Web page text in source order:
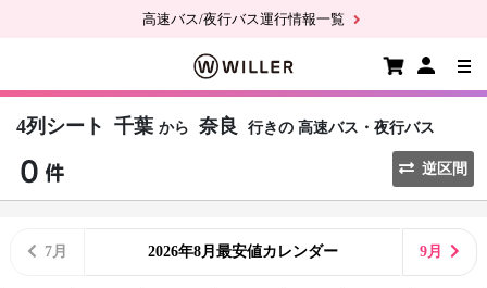
高速バス/夜行バス運行情報一覧
4列シート 千葉 から 奈良 行きの 高速バス・夜行バス
逆区間
7月 2026年8月最安値カレンダー 9月